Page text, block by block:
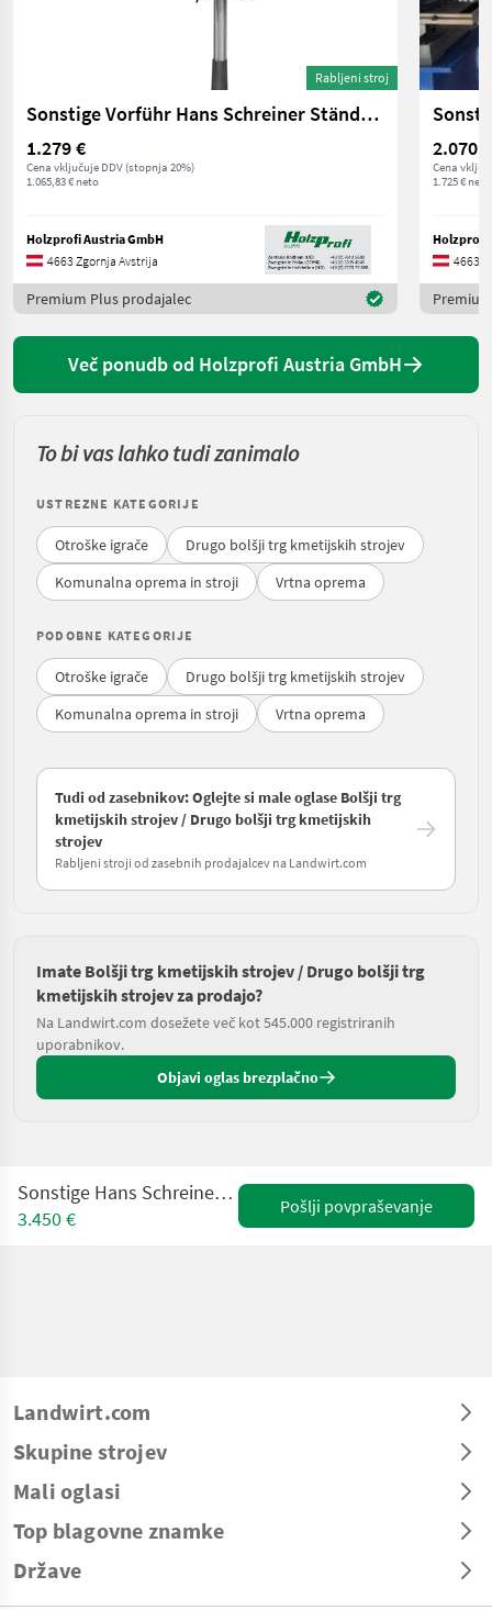
Rabljeni stroj
Sonstige Vorführ Hans Schreiner Ständerbohrm. M1-BM4117S
1.279 €
Cena vključuje DDV (stopnja 20%)
1.065,83 € neto
Holzprofi Austria GmbH
4663 Zgornja Avstrija
Premium Plus prodajalec
2.070 €
Cena
1.725 € neto
Holzprofi
4663
Več ponudb od Holzprofi Austria GmbH
To bi vas lahko tudi zanimalo
USTREZNE KATEGORIJE
Otroške igrače
Drugo bolšji trg kmetijskih strojev
Komunalna oprema in stroji
Vrtna oprema
PODOBNE KATEGORIJE
Otroške igrače
Drugo bolšji trg kmetijskih strojev
Komunalna oprema in stroji
Vrtna oprema
Tudi od zasebnikov: Oglejte si male oglase Bolšji trg
kmetijskih strojev / Drugo bolšji trg kmetijskih
strojev
Rabljeni stroji od zasebnih prodajalcev na Landwirt.com
Imate Bolšji trg kmetijskih strojev / Drugo bolšji trg
kmetijskih strojev za prodajo?
Na Landwirt.com dosežete več kot 545.000 registriranih
uporabnikov.
Objavi oglas brezplačno
Sonstige Hans Schreiner Vorführ Bohr-u.Fräsmaschine
3.450 €
Pošlji povpraševanje
Landwirt.com
Skupine strojev
Mali oglasi
Top blagovne znamke
Države